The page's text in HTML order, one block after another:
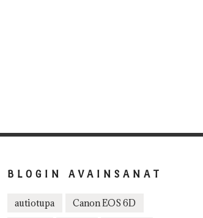
BLOGIN AVAINSANAT
autiotupa Canon EOS 6D